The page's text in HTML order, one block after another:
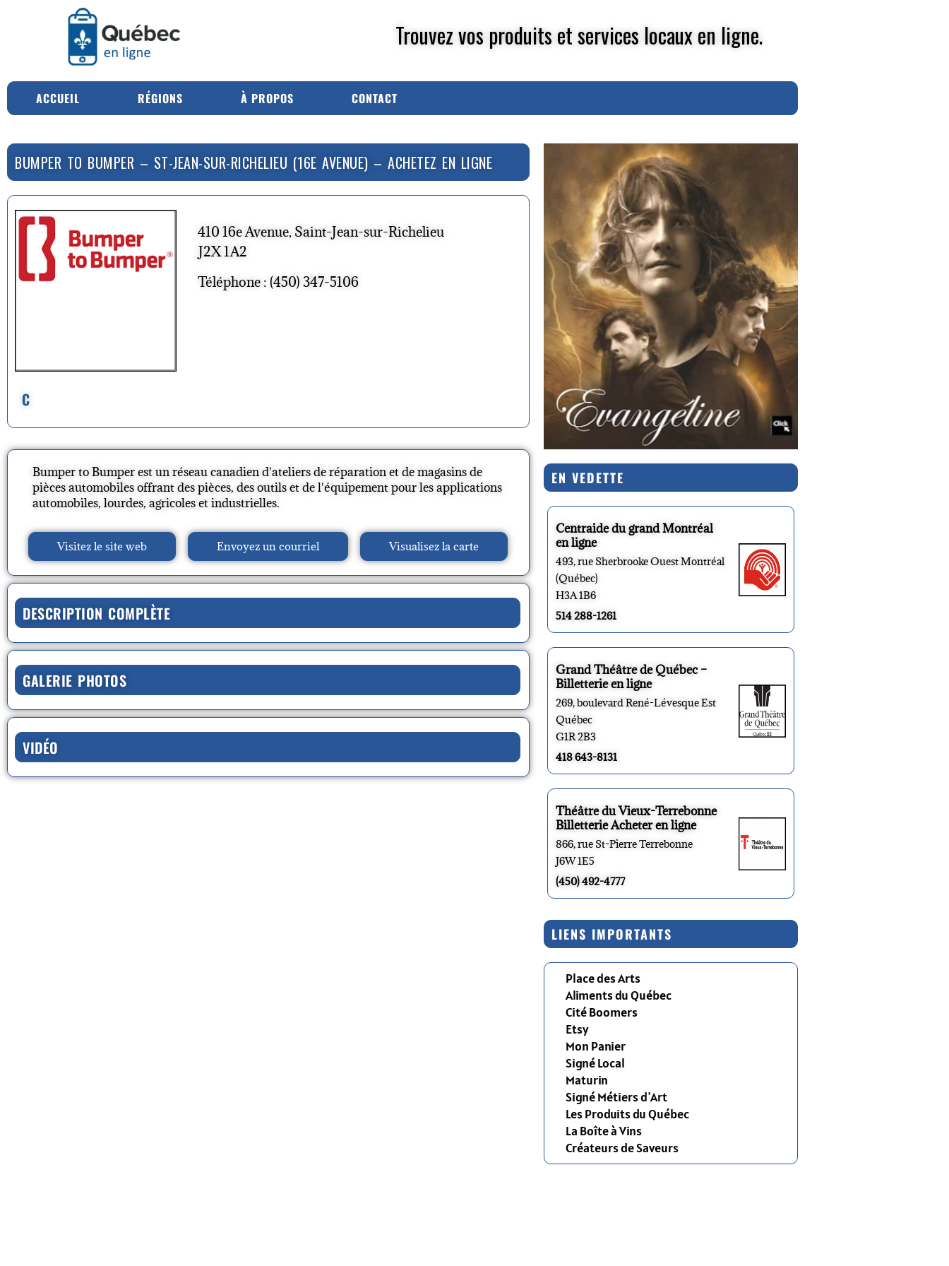
Trouvez vos produits et services locaux en ligne.
ACCUEIL RÉGIONS À PROPOS CONTACT
BUMPER TO BUMPER – ST-JEAN-SUR-RICHELIEU (16E AVENUE) – ACHETEZ EN LIGNE
C
410 16e Avenue, Saint-Jean-sur-Richelieu
J2X 1A2
Téléphone : (450) 347-5106
Bumper to Bumper est un réseau canadien d'ateliers de réparation et de magasins de
pièces automobiles offrant des pièces, des outils et de l'équipement pour les applications
automobiles, lourdes, agricoles et industrielles.
Visitez le site web Envoyez un courriel Visualisez la carte
DESCRIPTION COMPLÈTE
GALERIE PHOTOS
VIDÉO
EN VEDETTE
Centraide du grand Montréal
en ligne
493, rue Sherbrooke Ouest Montréal
(Québec)
H3A 1B6
514 288-1261
Grand Théâtre de Québec –
Billetterie en ligne
269, boulevard René-Lévesque Est
Québec
G1R 2B3
418 643-8131
Théâtre du Vieux-Terrebonne
Billetterie Acheter en ligne
866, rue St-Pierre Terrebonne
J6W 1E5
(450) 492-4777
LIENS IMPORTANTS
Place des Arts
Aliments du Québec
Cité Boomers
Etsy
Mon Panier
Signé Local
Maturin
Signé Métiers d'Art
Les Produits du Québec
La Boîte à Vins
Créateurs de Saveurs